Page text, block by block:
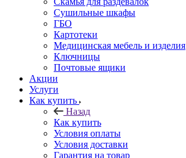
Сушильные шкафы
ГБО
Картотеки
Медицинская мебель и изделия
Ключницы
Почтовые ящики
Акции
Услуги
Как купить
Назад
Как купить
Условия оплаты
Условия доставки
Гарантия на товар